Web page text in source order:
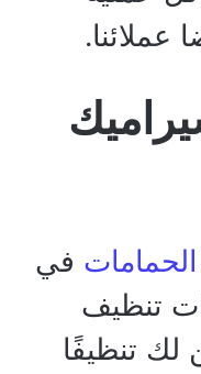
في
تنظيف
تنظيفًا